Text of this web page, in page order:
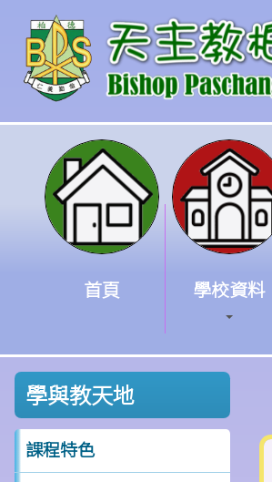
首頁 學校資料
學與教天地
課程特色